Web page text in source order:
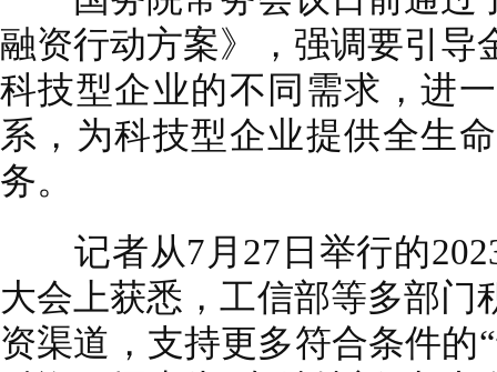
融资行动方案》，强调要引导
科技型企业的不同需求，进
系，为科技型企业提供全生
务。
记者从7月27日举行的
大会上获悉，工信部等多部门
资渠道，支持更多符合条件的